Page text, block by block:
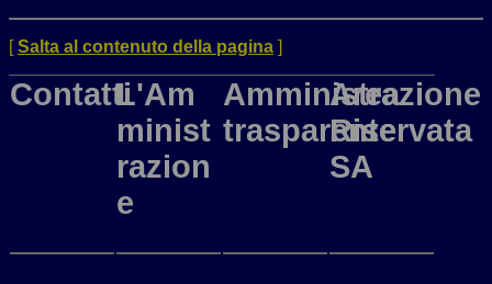
[Salta al contenuto della pagina ]
ContattiL'Am
minist
razion
e
Amministrazione
trasparente
Area
Riservata
SA